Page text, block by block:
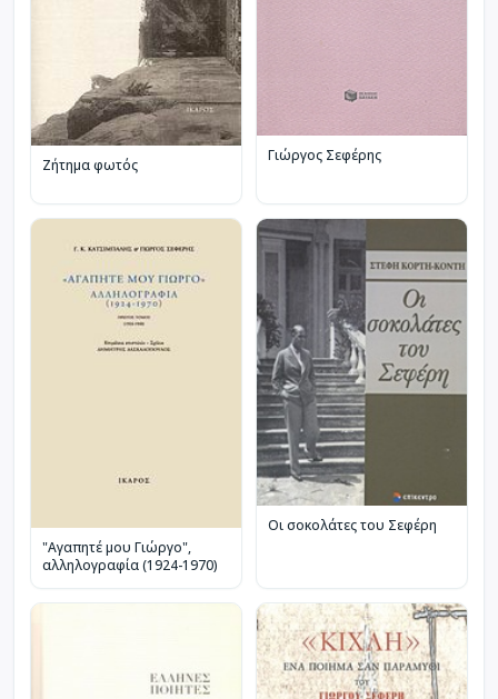
Ζήτημα φωτός Γιώργος Σεφέρης
"Αγαπητέ μου Γιώργο",
αλληλογραφία (1924-1970)
Οι σοκολάτες του Σεφέρη